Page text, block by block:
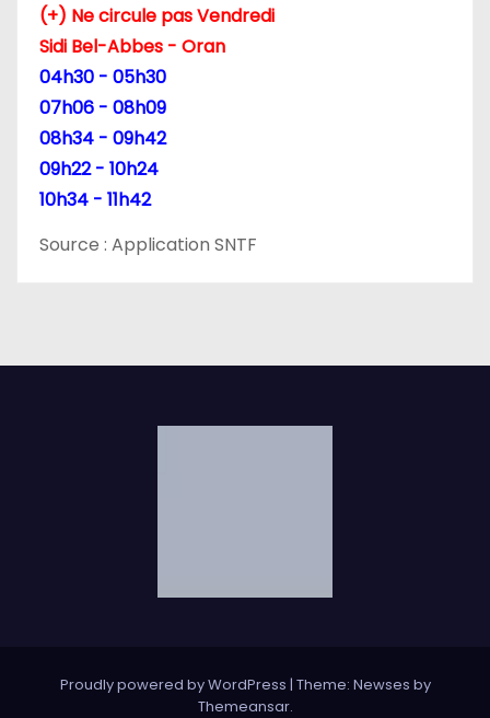
c
e
(+) Ne circule pas Vendredi
Sidi Bel-Abbes - Oran
04h30 - 05h30
07h06 - 08h09
08h34 - 09h42
09h22 - 10h24
10h34 - 11h42
Source : Application SNTF
Proudly powered by WordPress | Theme: Newses by
Themeansar.